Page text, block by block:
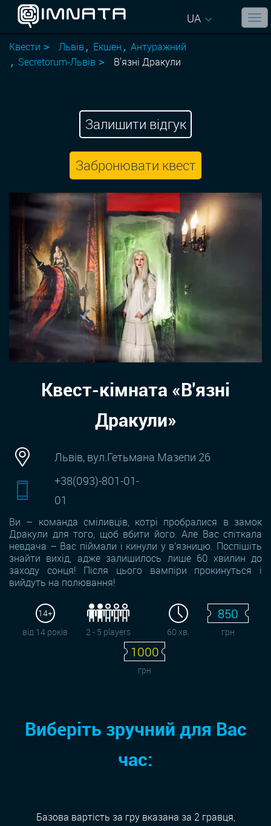
UA
Квести Львів Екшен
Антуражний
Secretorum-Львів
В'язні Дракули
Залишити відгук
Забронювати квест
Квест-кімната «В'язні
Дракули»
Львів, вул.Гетьмана Мазепи 26
+38(093)-801-01-
01
Ви – команда сміливців, котрі пробралися в замок
Дракули для того, щоб вбити його. Але Вас спіткала
невдача – Вас піймали і кинули у в’язницю. Поспішіть
знайти вихід, адже залишилось лише 60 хвилин до
заходу сонця! Після цього вампіри прокинуться і
вийдуть на полювання!
14+
від 14 років
2 - 5 players 60 хв.
850
грн
1000
грн
Виберіть зручний для Вас
час:
Базова вартість за гру вказана за 2 гравця,